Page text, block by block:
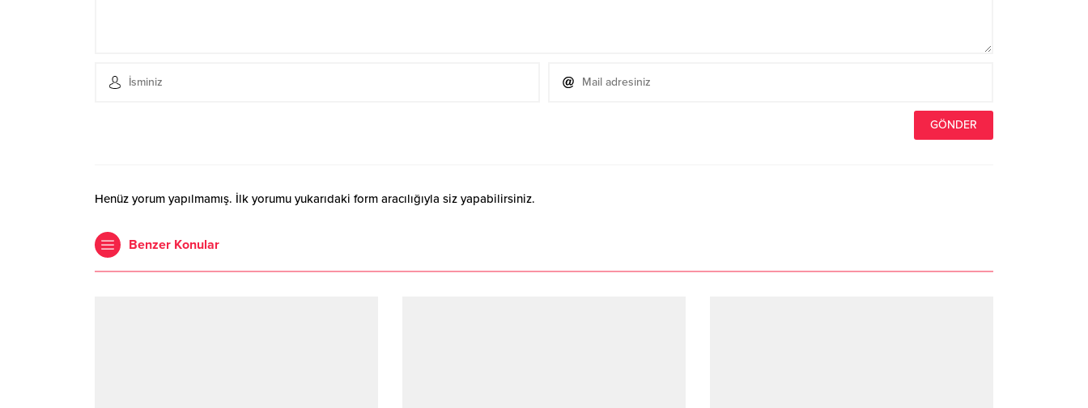
Henüz yorum yapılmamış. İlk yorumu yukarıdaki form aracılığıyla siz yapabilirsiniz.
Benzer Konular